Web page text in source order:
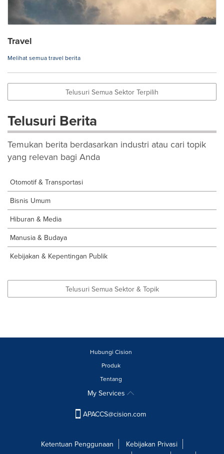
Travel
Melihat semua travel berita
Telusuri Semua Sektor Terpilih
Telusuri Berita
Temukan berita berdasarkan industri atau cari topik
yang relevan bagi Anda
Otomotif & Transportasi
Bisnis Umum
Hiburan & Media
Manusia & Budaya
Kebijakan & Kepentingan Publik
Telusuri Semua Sektor & Topik
Hubungi Cision
Produk
Tentang
My Services
APACCS@cision.com
Ketentuan Penggunaan
Kebijakan Privasi